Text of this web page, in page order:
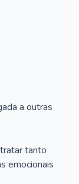
a outras
tanto
emocionais